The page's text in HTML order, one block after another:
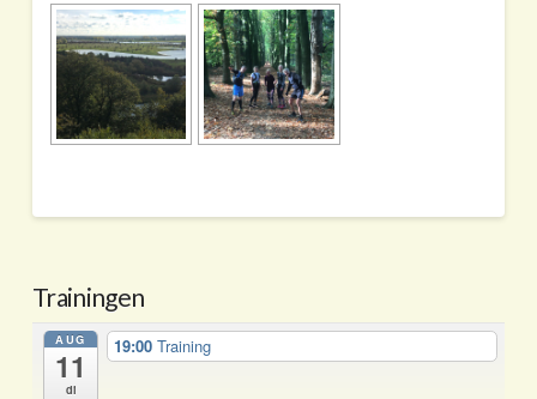
Trainingen
AUG
11
di
19:00Training